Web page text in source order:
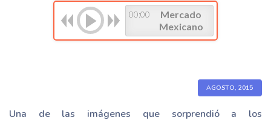
00:00
Mercado
Mexicano
AGOSTO, 2015
Una de las imágenes que sorprendió a los